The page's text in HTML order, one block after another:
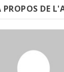
PROPOS DE